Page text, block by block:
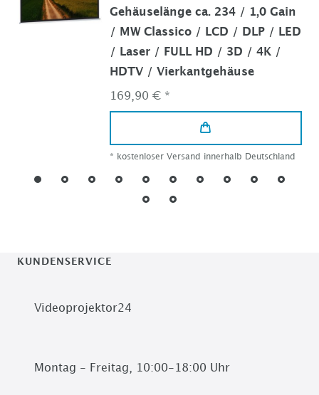
Gehäuselänge ca. 234 / 1,0 Gain
/ MW Classico / LCD / DLP / LED
/ Laser / FULL HD / 3D / 4K /
HDTV / Vierkantgehäuse
169,90 € *
* kostenloser Versand innerhalb Deutschland
KUNDENSERVICE
Videoprojektor24
Montag - Freitag, 10:00-18:00 Uhr